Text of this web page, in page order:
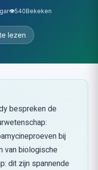
👁️540Bekeken
lezen
bespreken de
bij
van biologische
dit zijn spannende